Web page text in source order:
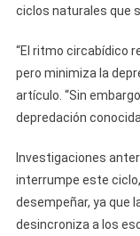
ciclos naturales que
“El ritmo circabídico
pero minimiza la
artículo. “Sin
depredación
Investigaciones
interrumpe este
desempeñar, ya que
desincroniza a los